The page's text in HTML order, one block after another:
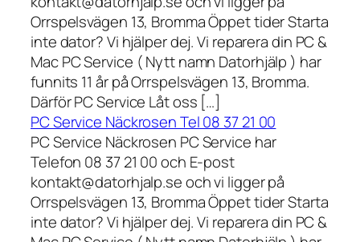
Orrspelsvägen 13, Bromma Öppet tider Starta
inte dator? Vi hjälper dej. Vi reparera din PC &
Mac PC Service ( Nytt namn Datorhjälp ) har
funnits 11 år på Orrspelsvägen 13, Bromma.
Därför PC Service Låt oss […]
PC Service Näckrosen Tel 08 37 21 00
PC Service Näckrosen PC Service har
Telefon 08 37 21 00 och E-post
kontakt@datorhjalp.se och vi ligger på
Orrspelsvägen 13, Bromma Öppet tider Starta
inte dator? Vi hjälper dej. Vi reparera din PC &